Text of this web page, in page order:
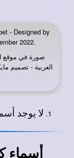
- Designed by
2022.
صورة في موقع
لا يوجد
أسماء